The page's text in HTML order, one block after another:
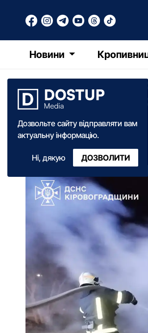
Новини
Дозвольте сайту відправляти вам
актуальну інформацію.
Ні, дякую ДОЗВОЛИТИ
Легковик
Олександра Ільченко
11 березня·2026